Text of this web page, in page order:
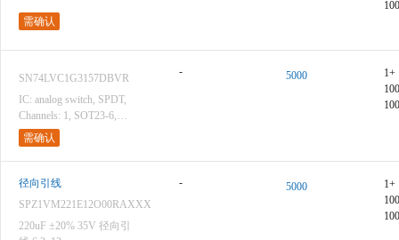
需确认
SN74LVC1G3157DBVR
IC: analog switch, SPDT,
Channels: 1, SOT23-6,
1.65÷5.5V
需确认
- 5000
1+
径向引线
SPZ1VM221E12O00RAXXX
220uF ±20% 35V 径向引
- 5000
1+